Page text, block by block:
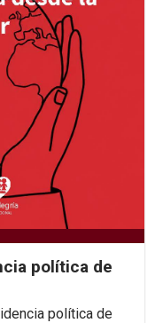
política de
política de